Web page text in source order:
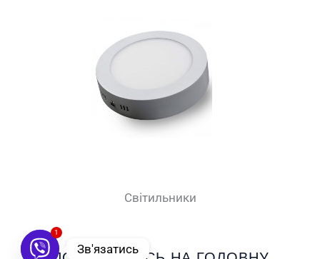
Світильники
1
Зв'язатись